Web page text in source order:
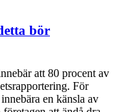
bör
att 80 procent av
För
en känsla av